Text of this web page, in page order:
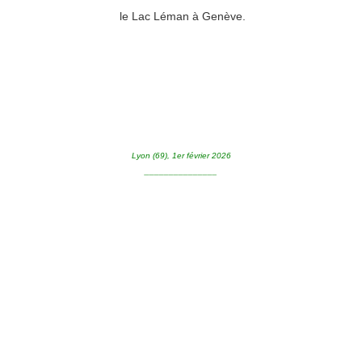
le Lac Léman à Genève.
Lyon (69), 1er février 2026